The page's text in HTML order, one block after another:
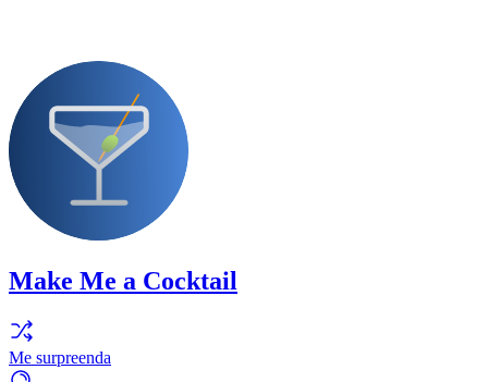
Make Me a Cocktail
Me surpreenda